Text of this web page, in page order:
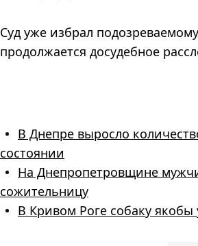
Суд уже избрал
продолжается досудебное
В Днепре выросло
состоянии
На Днепропетровщине
сожительницу
В Кривом Роге собаку